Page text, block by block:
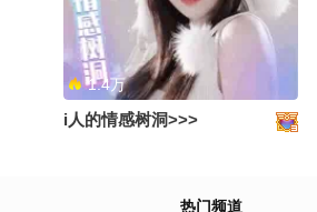
1.4万
i人的情感树洞>>>
热门频道